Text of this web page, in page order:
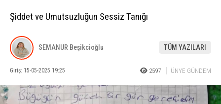
Şiddet ve Umutsuzluğun Sessiz Tanığı
SEMANUR Beşikcioğlu TÜM YAZILARI
Giriş: 15-05-2025 19:25 2597 ÜNYE GÜNDEM